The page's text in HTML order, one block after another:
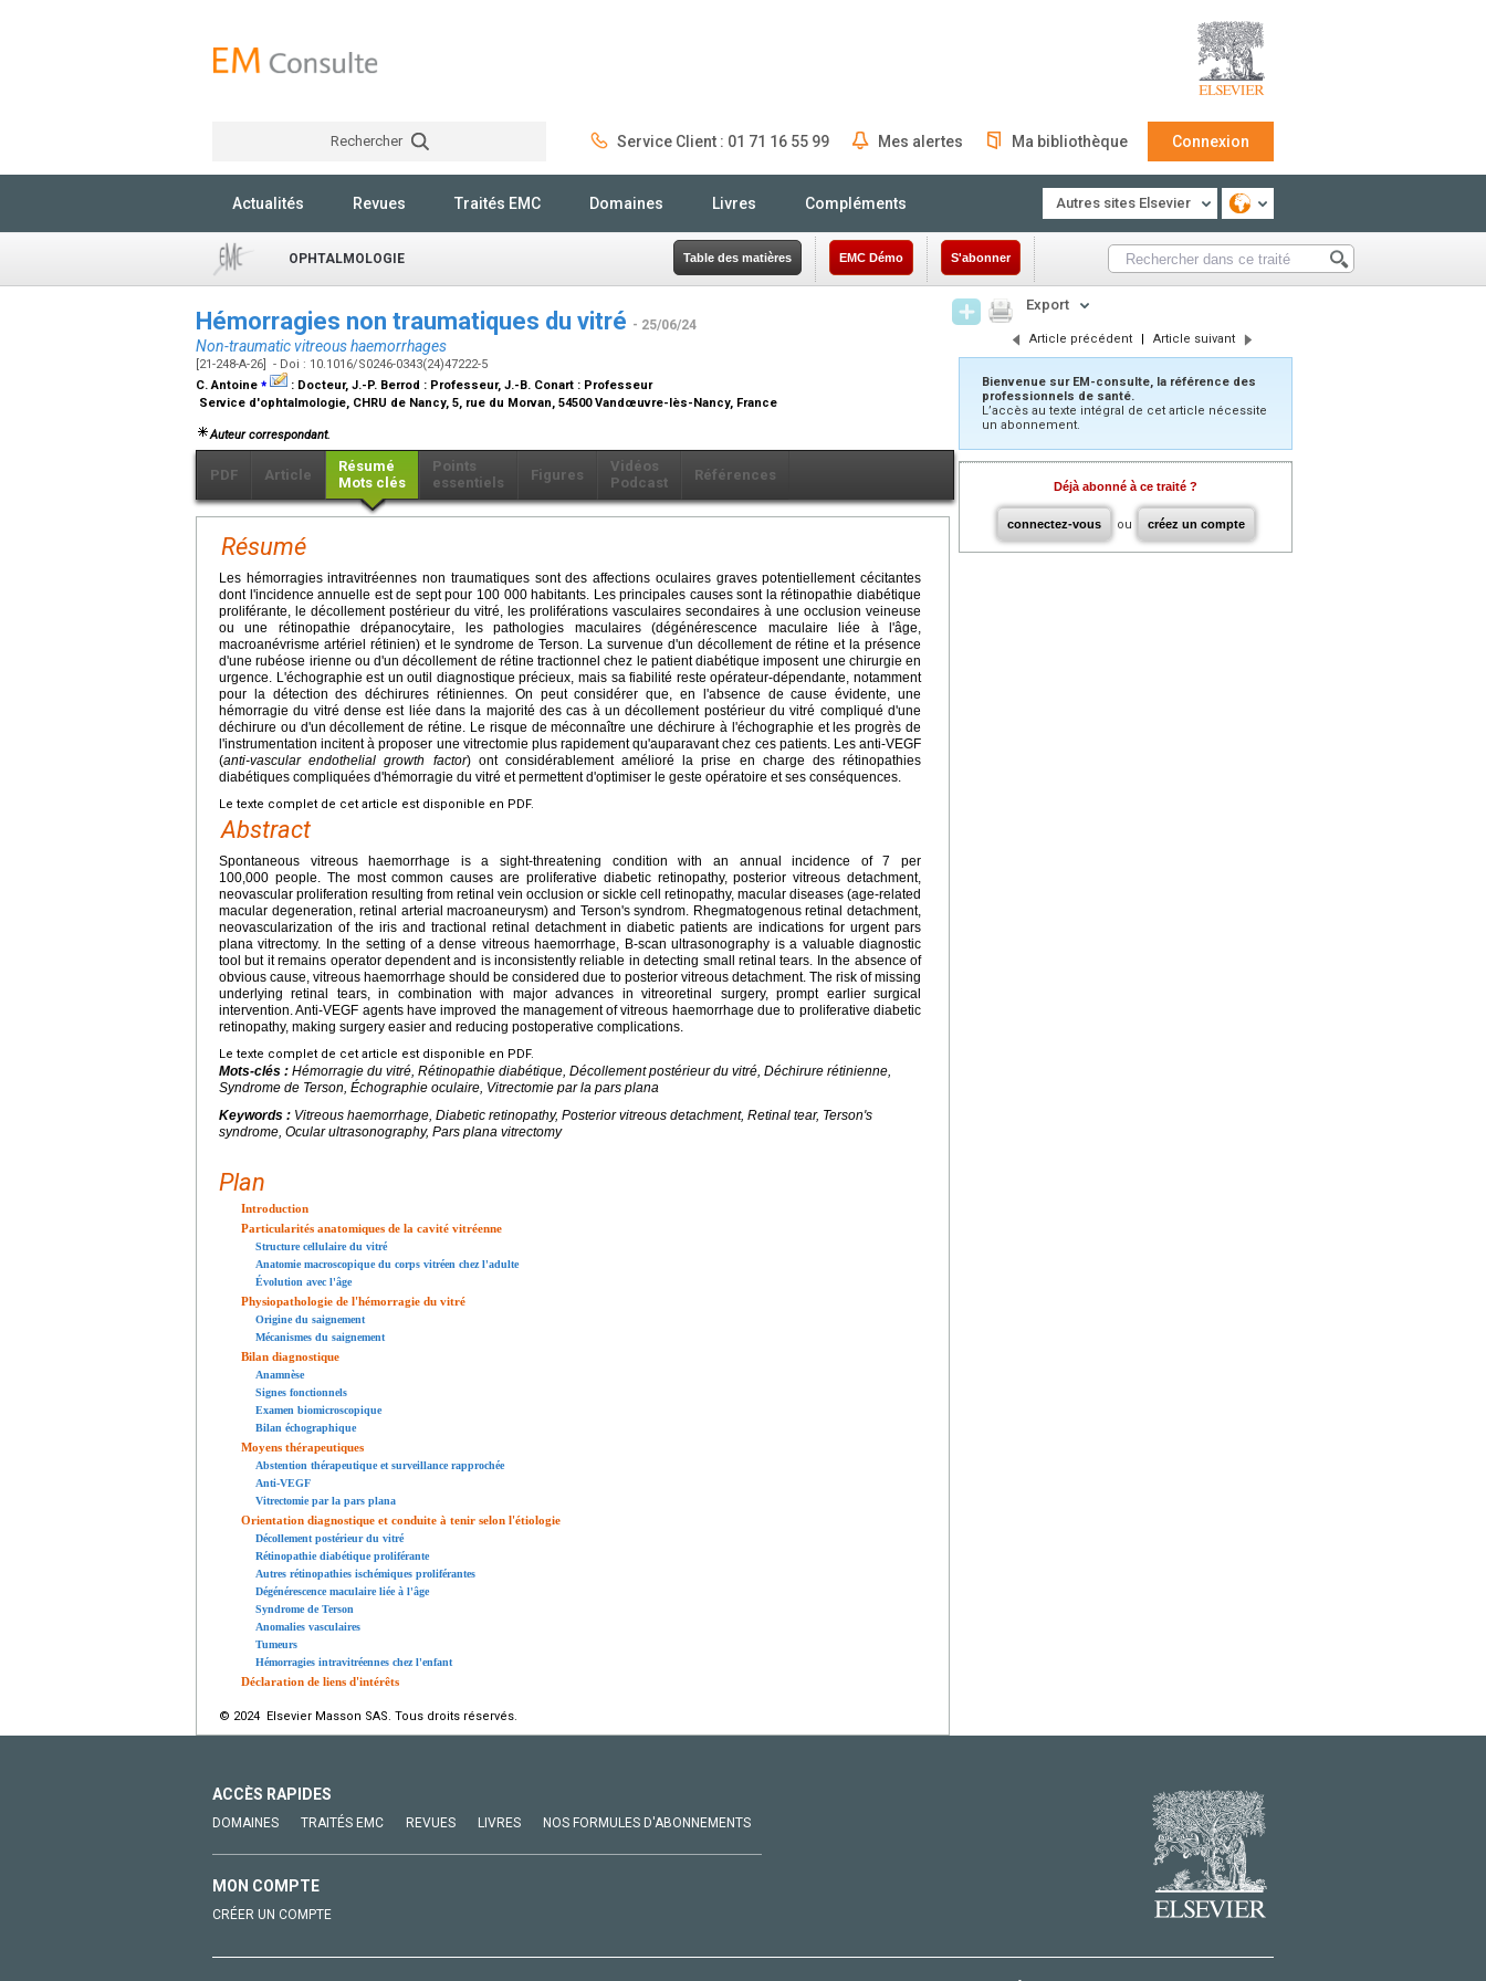
Rechercher Service Client : 01 71 16 55 99 Mes alertes Ma bibliothèque Connexion
Actualités Revues Traités EMC Domaines Livres Compléments Autres sites Elsevier
OPHTALMOLOGIE Table des matières EMC Démo S'abonner
Hémorragies non traumatiques du vitré - 25/06/24
Non-traumatic vitreous haemorrhages
[21-248-A-26] - Doi : 10.1016/S0246-0343(24)47222-5
C. Antoine ⁎ : Docteur, J.-P. Berrod : Professeur, J.-B. Conart : Professeur
Service d'ophtalmologie, CHRU de Nancy, 5, rue du Morvan, 54500 Vandœuvre-lès-Nancy, France
Auteur correspondant.
PDF Article
Résumé
Mots clés
Points
essentiels
Figures
Vidéos
Podcast
Références
Résumé
Les hémorragies intravitréennes non traumatiques sont des affections oculaires graves potentiellement cécitantes
dont l'incidence annuelle est de sept pour 100 000 habitants. Les principales causes sont la rétinopathie diabétique
proliférante, le décollement postérieur du vitré, les proliférations vasculaires secondaires à une occlusion veineuse
ou une rétinopathie drépanocytaire, les pathologies maculaires (dégénérescence maculaire liée à l'âge,
macroanévrisme artériel rétinien) et le syndrome de Terson. La survenue d'un décollement de rétine et la présence
d'une rubéose irienne ou d'un décollement de rétine tractionnel chez le patient diabétique imposent une chirurgie en
urgence. L'échographie est un outil diagnostique précieux, mais sa fiabilité reste opérateur-dépendante, notamment
pour la détection des déchirures rétiniennes. On peut considérer que, en l'absence de cause évidente, une
hémorragie du vitré dense est liée dans la majorité des cas à un décollement postérieur du vitré compliqué d'une
déchirure ou d'un décollement de rétine. Le risque de méconnaître une déchirure à l'échographie et les progrès de
l'instrumentation incitent à proposer une vitrectomie plus rapidement qu'auparavant chez ces patients. Les anti-VEGF
(anti-vascular endothelial growth factor) ont considérablement amélioré la prise en charge des rétinopathies
diabétiques compliquées d'hémorragie du vitré et permettent d'optimiser le geste opératoire et ses conséquences.
Le texte complet de cet article est disponible en PDF.
Abstract
Spontaneous vitreous haemorrhage is a sight-threatening condition with an annual incidence of 7 per
100,000 people. The most common causes are proliferative diabetic retinopathy, posterior vitreous detachment,
neovascular proliferation resulting from retinal vein occlusion or sickle cell retinopathy, macular diseases (age-related
macular degeneration, retinal arterial macroaneurysm) and Terson's syndrom. Rhegmatogenous retinal detachment,
neovascularization of the iris and tractional retinal detachment in diabetic patients are indications for urgent pars
plana vitrectomy. In the setting of a dense vitreous haemorrhage, B-scan ultrasonography is a valuable diagnostic
tool but it remains operator dependent and is inconsistently reliable in detecting small retinal tears. In the absence of
obvious cause, vitreous haemorrhage should be considered due to posterior vitreous detachment. The risk of missing
underlying retinal tears, in combination with major advances in vitreoretinal surgery, prompt earlier surgical
intervention. Anti-VEGF agents have improved the management of vitreous haemorrhage due to proliferative diabetic
retinopathy, making surgery easier and reducing postoperative complications.
Le texte complet de cet article est disponible en PDF.
Mots-clés : Hémorragie du vitré, Rétinopathie diabétique, Décollement postérieur du vitré, Déchirure rétinienne,
Syndrome de Terson, Échographie oculaire, Vitrectomie par la pars plana
Keywords : Vitreous haemorrhage, Diabetic retinopathy, Posterior vitreous detachment, Retinal tear, Terson's
syndrome, Ocular ultrasonography, Pars plana vitrectomy
Plan
Introduction
Particularités anatomiques de la cavité vitréenne
Structure cellulaire du vitré
Anatomie macroscopique du corps vitréen chez l'adulte
Évolution avec l'âge
Physiopathologie de l'hémorragie du vitré
Origine du saignement
Mécanismes du saignement
Bilan diagnostique
Anamnèse
Signes fonctionnels
Examen biomicroscopique
Bilan échographique
Moyens thérapeutiques
Abstention thérapeutique et surveillance rapprochée
Anti-VEGF
Vitrectomie par la pars plana
Orientation diagnostique et conduite à tenir selon l'étiologie
Décollement postérieur du vitré
Rétinopathie diabétique proliférante
Autres rétinopathies ischémiques proliférantes
Dégénérescence maculaire liée à l'âge
Syndrome de Terson
Anomalies vasculaires
Tumeurs
Hémorragies intravitréennes chez l'enfant
Déclaration de liens d'intérêts
© 2024 Elsevier Masson SAS. Tous droits réservés.
Export
Article précédent | Article suivant
Bienvenue sur EM-consulte, la référence des
professionnels de santé.
L’accès au texte intégral de cet article nécessite
un abonnement.
Déjà abonné à ce traité ?
connectez-vous ou créez un compte
ACCÈS RAPIDES
DOMAINES TRAITÉS EMC REVUES LIVRES NOS FORMULES D'ABONNEMENTS
MON COMPTE
CRÉER UN COMPTE